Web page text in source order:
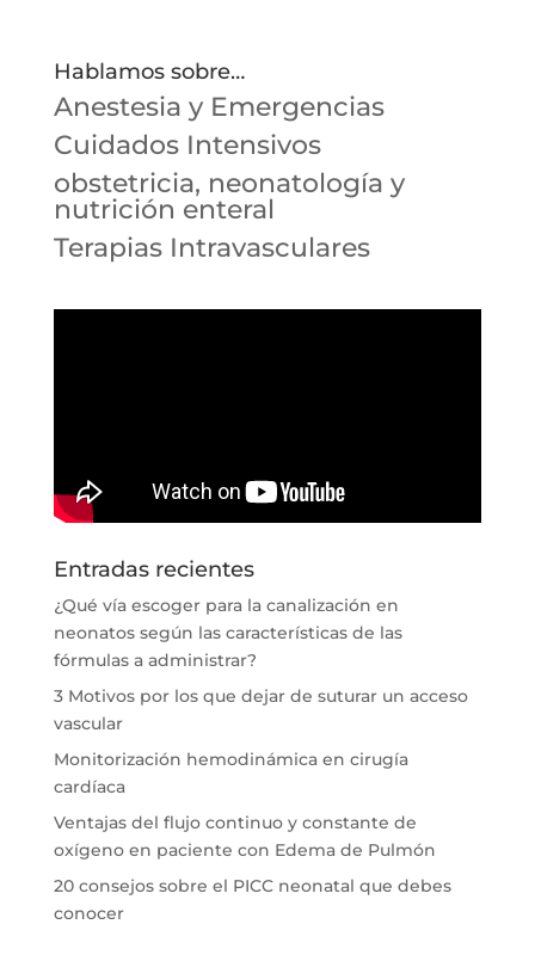
Hablamos sobre…
Anestesia y Emergencias
Cuidados Intensivos
obstetricia, neonatología y
nutrición enteral
Terapias Intravasculares
Entradas recientes
¿Qué vía escoger para la canalización en
neonatos según las características de las
fórmulas a administrar?
3 Motivos por los que dejar de suturar un acceso
vascular
Monitorización hemodinámica en cirugía
cardíaca
Ventajas del flujo continuo y constante de
oxígeno en paciente con Edema de Pulmón
20 consejos sobre el PICC neonatal que debes
conocer